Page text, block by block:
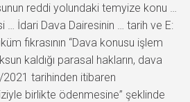
reddi yolundaki temyize konu …
… İdari Dava Dairesinin … tarih ve E:
fıkrasının “Dava konusu işlem
kaldığı parasal hakların, dava
tarihinden itibaren
birlikte ödenmesine” şeklinde